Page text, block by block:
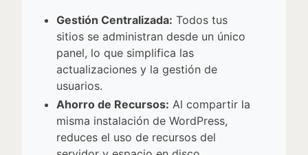
Gestión Centralizada: Todos tus
sitios se administran desde un único
panel, lo que simplifica las
actualizaciones y la gestión de
usuarios.
Ahorro de Recursos: Al compartir la
misma instalación de WordPress,
reduces el uso de recursos del